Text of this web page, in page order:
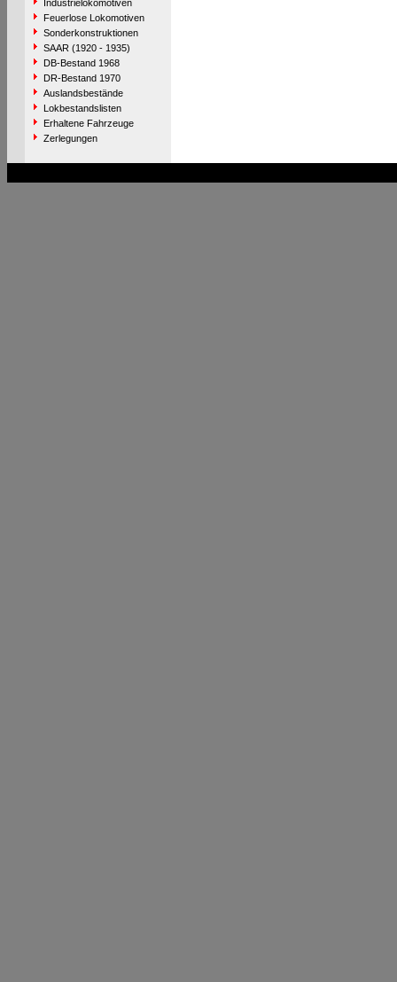
Industrielokomotiven
Feuerlose Lokomotiven
Sonderkonstruktionen
SAAR (1920 - 1935)
DB-Bestand 1968
DR-Bestand 1970
Auslandsbestände
Lokbestandslisten
Erhaltene Fahrzeuge
Zerlegungen